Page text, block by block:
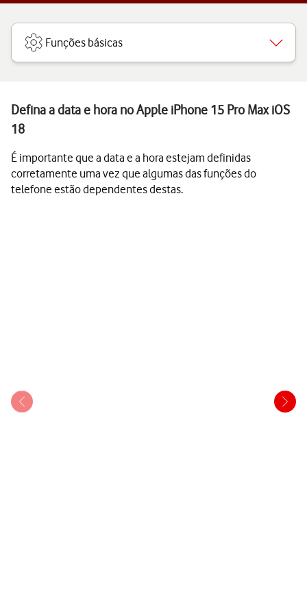
Funções básicas
Defina a data e hora no Apple iPhone 15 Pro Max iOS
18
É importante que a data e a hora estejam definidas
corretamente uma vez que algumas das funções do
telefone estão dependentes destas.